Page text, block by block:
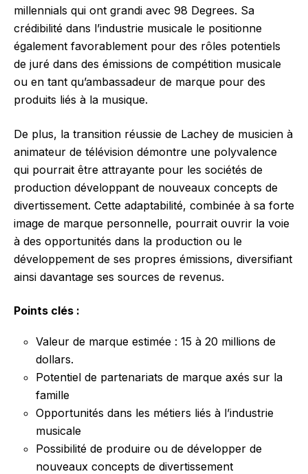
millennials qui ont grandi avec 98 Degrees. Sa
crédibilité dans l’industrie musicale le positionne
également favorablement pour des rôles potentiels
de juré dans des émissions de compétition musicale
ou en tant qu’ambassadeur de marque pour des
produits liés à la musique.
De plus, la transition réussie de Lachey de musicien à
animateur de télévision démontre une polyvalence
qui pourrait être attrayante pour les sociétés de
production développant de nouveaux concepts de
divertissement. Cette adaptabilité, combinée à sa forte
image de marque personnelle, pourrait ouvrir la voie
à des opportunités dans la production ou le
développement de ses propres émissions, diversifiant
ainsi davantage ses sources de revenus.
Points clés :
Valeur de marque estimée : 15 à 20 millions de
dollars.
Potentiel de partenariats de marque axés sur la
famille
Opportunités dans les métiers liés à l’industrie
musicale
Possibilité de produire ou de développer de
nouveaux concepts de divertissement